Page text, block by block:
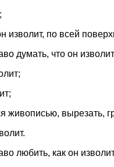
изволит, по всей
думать, что он
живописью, вырезать,
любить, как он